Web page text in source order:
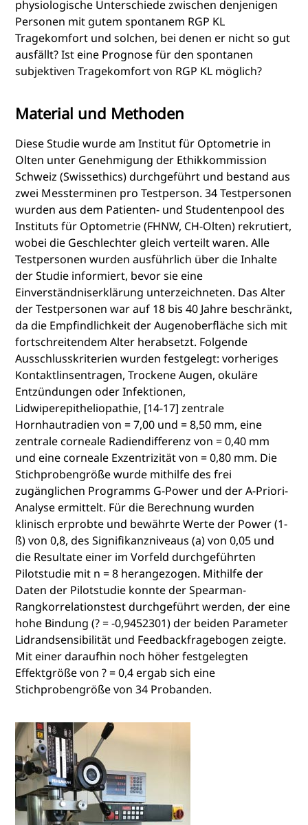
physiologische Unterschiede zwischen denjenigen
Personen mit gutem spontanem RGP KL
Tragekomfort und solchen, bei denen er nicht so gut
ausfällt? Ist eine Prognose für den spontanen
subjektiven Tragekomfort von RGP KL möglich?
Material und Methoden
Diese Studie wurde am Institut für Optometrie in
Olten unter Genehmigung der Ethikkommission
Schweiz (Swissethics) durchgeführt und bestand aus
zwei Messterminen pro Testperson. 34 Testpersonen
wurden aus dem Patienten- und Studentenpool des
Instituts für Optometrie (FHNW, CH-Olten) rekrutiert,
wobei die Geschlechter gleich verteilt waren. Alle
Testpersonen wurden ausführlich über die Inhalte
der Studie informiert, bevor sie eine
Einverständniserklärung unterzeichneten. Das Alter
der Testpersonen war auf 18 bis 40 Jahre beschränkt,
da die Empfindlichkeit der Augenoberfläche sich mit
fortschreitendem Alter herabsetzt. Folgende
Ausschlusskriterien wurden festgelegt: vorheriges
Kontaktlinsentragen, Trockene Augen, okuläre
Entzündungen oder Infektionen,
Lidwiperepitheliopathie, [14-17] zentrale
Hornhautradien von = 7,00 und = 8,50 mm, eine
zentrale corneale Radiendifferenz von = 0,40 mm
und eine corneale Exzentrizität von = 0,80 mm. Die
Stichprobengröße wurde mithilfe des frei
zugänglichen Programms G-Power und der A-Priori-
Analyse ermittelt. Für die Berechnung wurden
klinisch erprobte und bewährte Werte der Power (1-
ß) von 0,8, des Signifikanzniveaus (a) von 0,05 und
die Resultate einer im Vorfeld durchgeführten
Pilotstudie mit n = 8 herangezogen. Mithilfe der
Daten der Pilotstudie konnte der Spearman-
Rangkorrelationstest durchgeführt werden, der eine
hohe Bindung (? = -0,9452301) der beiden Parameter
Lidrandsensibilität und Feedbackfragebogen zeigte.
Mit einer daraufhin noch höher festgelegten
Effektgröße von ? = 0,4 ergab sich eine
Stichprobengröße von 34 Probanden.